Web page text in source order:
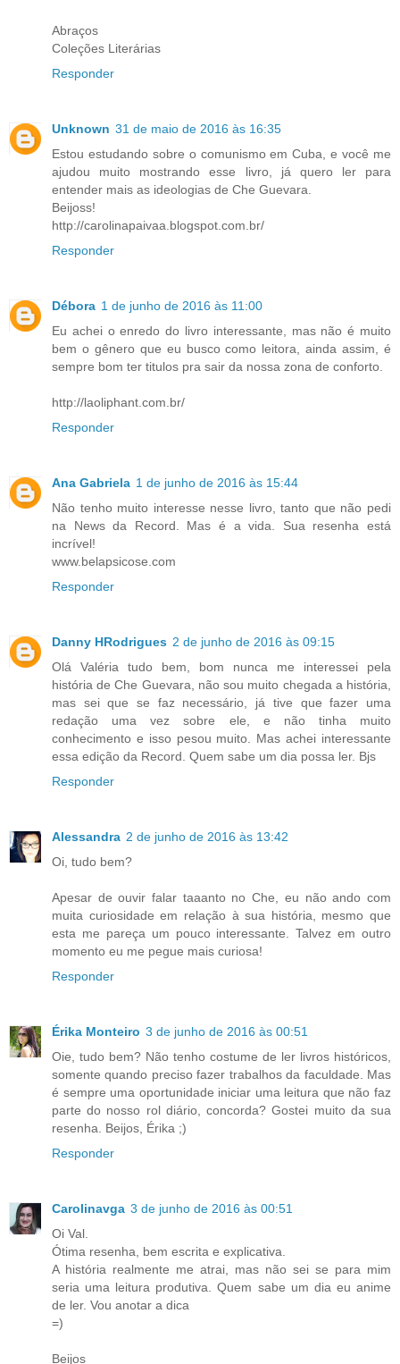
Abraços
Coleções Literárias
Responder
Unknown 31 de maio de 2016 às 16:35
Estou estudando sobre o comunismo em Cuba, e você me
ajudou muito mostrando esse livro, já quero ler para
entender mais as ideologias de Che Guevara.
Beijoss!
http://carolinapaivaa.blogspot.com.br/
Responder
Débora 1 de junho de 2016 às 11:00
Eu achei o enredo do livro interessante, mas não é muito
bem o gênero que eu busco como leitora, ainda assim, é
sempre bom ter titulos pra sair da nossa zona de conforto.
http://laoliphant.com.br/
Responder
Ana Gabriela 1 de junho de 2016 às 15:44
Não tenho muito interesse nesse livro, tanto que não pedi
na News da Record. Mas é a vida. Sua resenha está
incrível!
www.belapsicose.com
Responder
Danny HRodrigues 2 de junho de 2016 às 09:15
Olá Valéria tudo bem, bom nunca me interessei pela
história de Che Guevara, não sou muito chegada a história,
mas sei que se faz necessário, já tive que fazer uma
redação uma vez sobre ele, e não tinha muito
conhecimento e isso pesou muito. Mas achei interessante
essa edição da Record. Quem sabe um dia possa ler. Bjs
Responder
Alessandra 2 de junho de 2016 às 13:42
Oi, tudo bem?
Apesar de ouvir falar taaanto no Che, eu não ando com
muita curiosidade em relação à sua história, mesmo que
esta me pareça um pouco interessante. Talvez em outro
momento eu me pegue mais curiosa!
Responder
Érika Monteiro 3 de junho de 2016 às 00:51
Oie, tudo bem? Não tenho costume de ler livros históricos,
somente quando preciso fazer trabalhos da faculdade. Mas
é sempre uma oportunidade iniciar uma leitura que não faz
parte do nosso rol diário, concorda? Gostei muito da sua
resenha. Beijos, Érika ;)
Responder
Carolinavga 3 de junho de 2016 às 00:51
Oi Val.
Ótima resenha, bem escrita e explicativa.
A história realmente me atrai, mas não sei se para mim
seria uma leitura produtiva. Quem sabe um dia eu anime
de ler. Vou anotar a dica
=)
Beijos